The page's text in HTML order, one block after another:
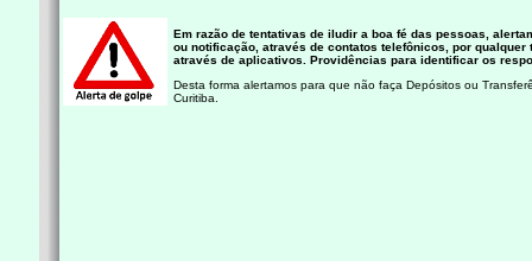
Em razão de tentativas de iludir a boa fé das pessoas,
ou notificação, através de contatos telefônicos, por
através de aplicativos. Providências para identificar os
Desta forma alertamos para que não faça Depósitos ou
Curitiba.